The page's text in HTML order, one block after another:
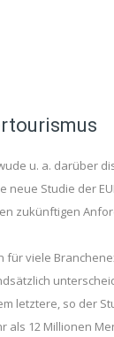
u. a. darüber
Studie der
zukünftigen
viele
letztere, so der
12 Millionen